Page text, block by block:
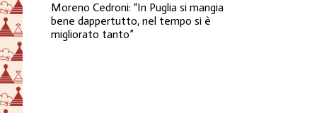
Moreno Cedroni: “In Puglia si mangia
bene dappertutto, nel tempo si è
migliorato tanto”